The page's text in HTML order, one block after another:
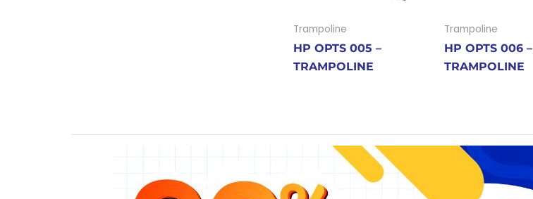
Trampoline
HP OPTS 005 –
TRAMPOLINE
Trampoline
HP OPTS 006 –
TRAMPOLINE